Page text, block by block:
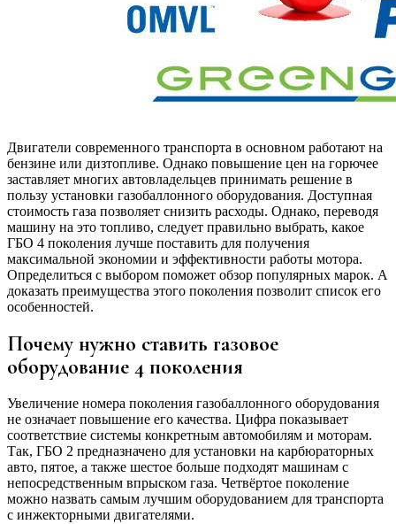
Двигатели современного транспорта в основном работают на
бензине или дизтопливе. Однако повышение цен на горючее
заставляет многих автовладельцев принимать решение в
пользу установки газобаллонного оборудования. Доступная
стоимость газа позволяет снизить расходы. Однако, переводя
машину на это топливо, следует правильно выбрать, какое
ГБО 4 поколения лучше поставить для получения
максимальной экономии и эффективности работы мотора.
Определиться с выбором поможет обзор популярных марок. А
доказать преимущества этого поколения позволит список его
особенностей.
Почему нужно ставить газовое
оборудование 4 поколения
Увеличение номера поколения газобаллонного оборудования
не означает повышение его качества. Цифра показывает
соответствие системы конкретным автомобилям и моторам.
Так, ГБО 2 предназначено для установки на карбюраторных
авто, пятое, а также шестое больше подходят машинам с
непосредственным впрыском газа. Четвёртое поколение
можно назвать самым лучшим оборудованием для транспорта
с инжекторными двигателями.